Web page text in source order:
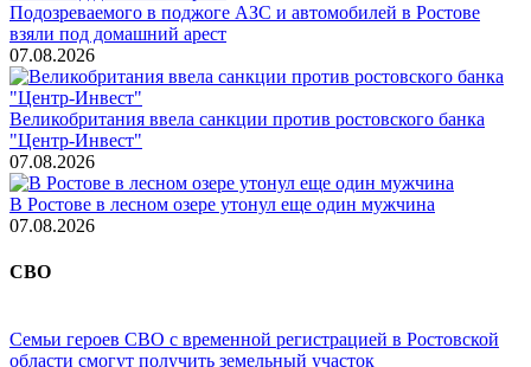
Подозреваемого в поджоге АЗС и автомобилей в Ростове
взяли под домашний арест
07.08.2026
Великобритания ввела санкции против ростовского банка
"Центр-Инвест"
07.08.2026
В Ростове в лесном озере утонул еще один мужчина
07.08.2026
СВО
Семьи героев СВО с временной регистрацией в Ростовской
области смогут получить земельный участок